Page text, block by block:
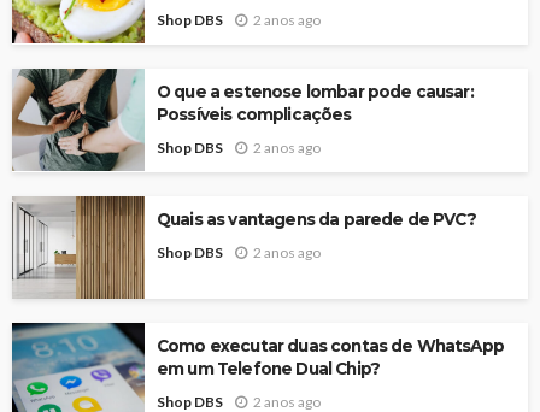
Shop DBS 2 anos ago
O que a estenose lombar pode causar:
Possíveis complicações
Shop DBS 2 anos ago
Quais as vantagens da parede de PVC?
Shop DBS 2 anos ago
Como executar duas contas de WhatsApp
em um Telefone Dual Chip?
Shop DBS 2 anos ago